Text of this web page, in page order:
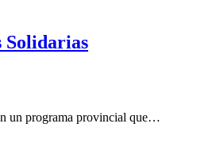
Solidarias
un programa provincial que…